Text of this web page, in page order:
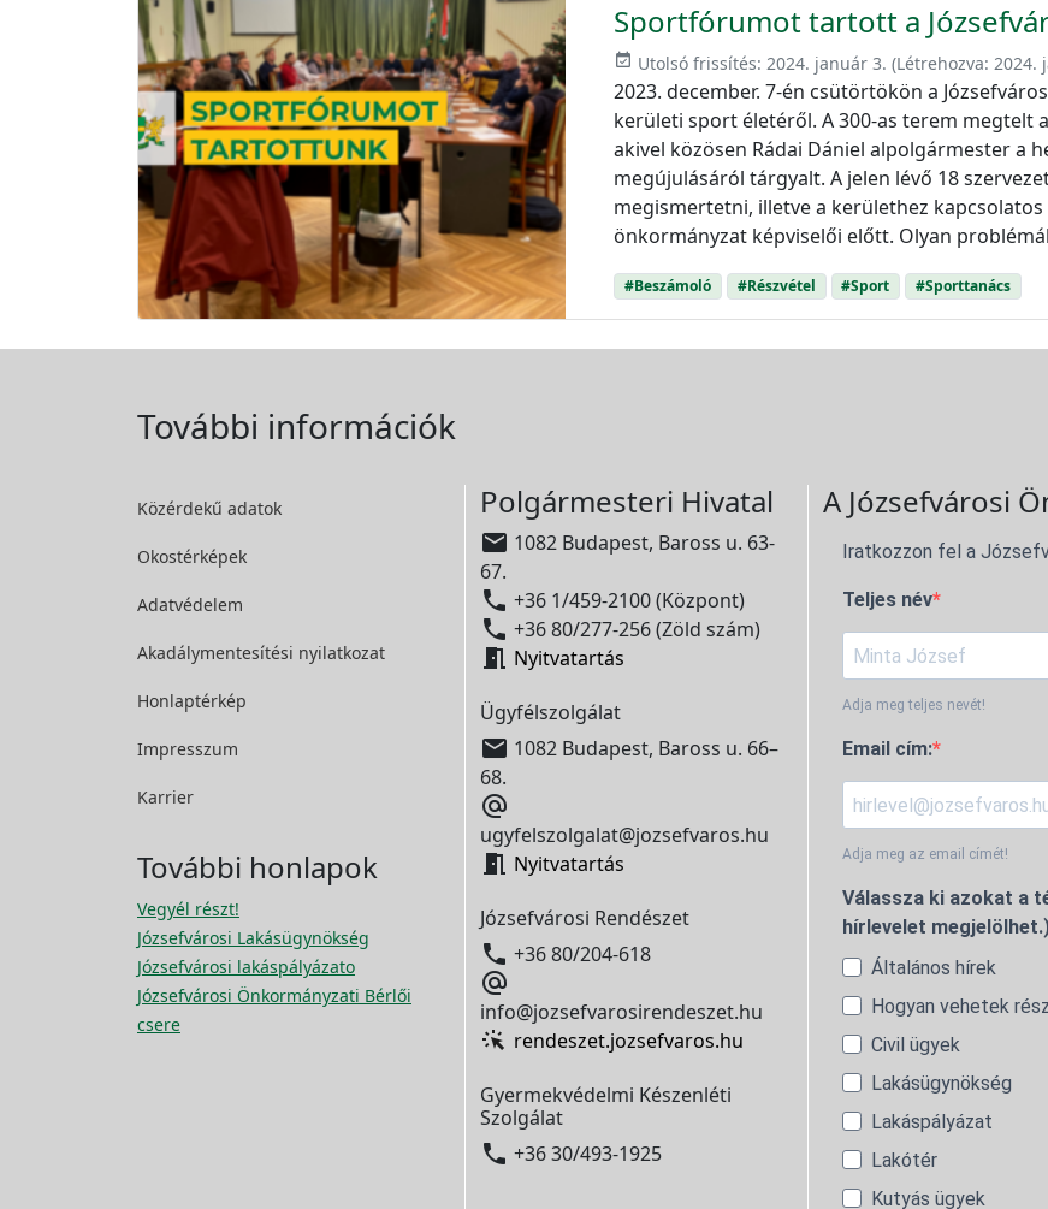
Sportfórumot tartott a
event_available Utolsó frissítés:2024. január 3. (Létrehozva:2024.
2023. december. 7-én csütörtökön a
kerületi sport életéről. A 300-as terem megtelt
akivel közösen Rádai Dániel alpolgármester a
megújulásáról tárgyalt. A jelen lévő 18
megismertetni, illetve a kerülethez
önkormányzat képviselői előtt. Olyan
#Beszámoló #Részvétel #Sport #Sporttanács
További információk
Közérdekű adatok
Okostérképek
Adatvédelem
Akadálymentesítési nyilatkozat
Honlaptérkép
Impresszum
Karrier
További honlapok
Vegyél részt!
Józsefvárosi Lakásügynökség
Józsefvárosi lakáspályázato
Józsefvárosi Önkormányzati Bérlői
csere
Polgármesteri Hivatal
 1082 Budapest, Baross u. 63-
67.
 +36 1/459-2100 (Központ)
 +36 80/277-256 (Zöld szám)
 Nyitvatartás
Ügyfélszolgálat
 1082 Budapest, Baross u. 66–
68.

ugyfelszolgalat@jozsefvaros.hu
 Nyitvatartás
Józsefvárosi Rendészet
 +36 80/204-618

info@jozsefvarosirendeszet.hu
rendeszet.jozsefvaros.hu
Gyermekvédelmi Készenléti
Szolgálat
 +36 30/493-1925
A Józsefvárosi
Iratkozzon fel a
Teljes név
Adja meg teljes nevét!
Email cím:
Adja meg az email címét!
Válassza ki azokat a
hírlevelet
Általános hírek
Hogyan vehetek
Civil ügyek
Lakásügynökség
Lakáspályázat
Lakótér
Kutyás ügyek